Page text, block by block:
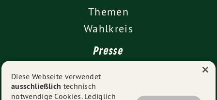
Themen
Wahlkreis
Presse
Impressum
Diese Webseite verwendet
ausschließlich technisch
notwendige Cookies. Lediglich
×